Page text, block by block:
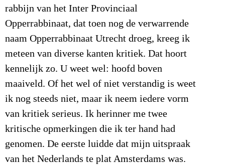
rabbijn van het Inter Provinciaal
Opperrabbinaat, dat toen nog de verwarrende
naam Opperrabbinaat Utrecht droeg, kreeg ik
meteen van diverse kanten kritiek. Dat hoort
kennelijk zo. U weet wel: hoofd boven
maaiveld. Of het wel of niet verstandig is weet
ik nog steeds niet, maar ik neem iedere vorm
van kritiek serieus. Ik herinner me twee
kritische opmerkingen die ik ter hand had
genomen. De eerste luidde dat mijn uitspraak
van het Nederlands te plat Amsterdams was.